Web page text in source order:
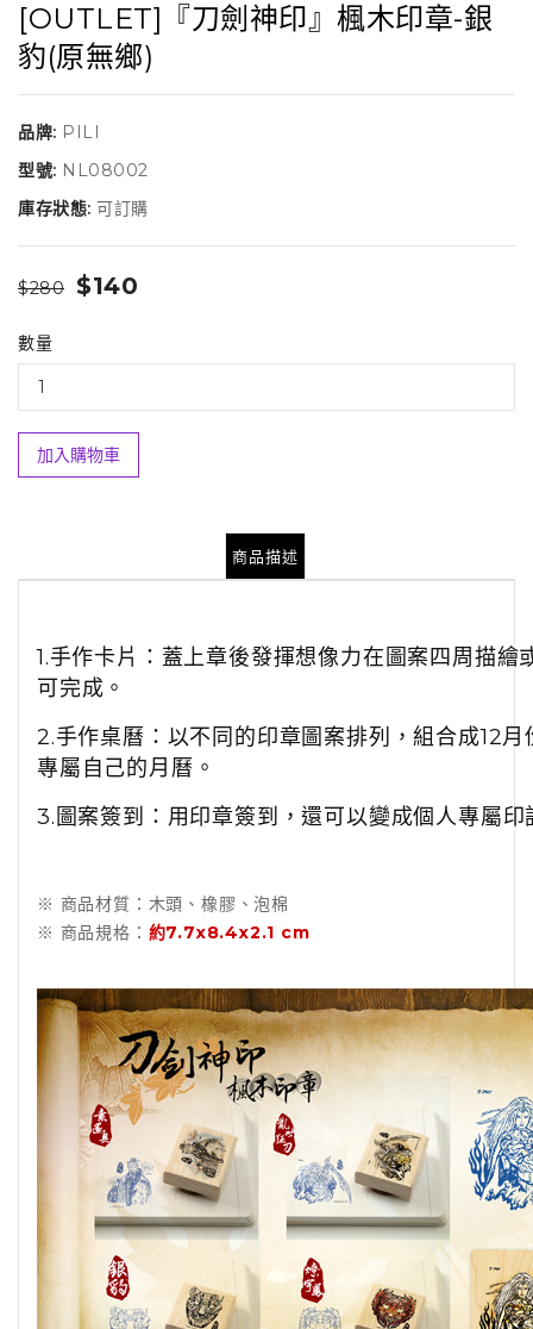
[OUTLET]『刀劍神印』楓木印章-銀
豹(原無鄉)
品牌: PILI
型號: NL08002
庫存狀態: 可訂購
$280 $140
數量
加入購物車
商品描述
1.手作卡片：蓋上章後發揮想像力在圖案四周描繪
可完成。
2.手作桌曆：以不同的印章圖案排列，組合成12月
專屬自己的月曆。
3.圖案簽到：用印章簽到，還可以變成個人專屬印
※ 商品材質：木頭、橡膠、泡棉
※ 商品規格： 約7.7x8.4x2.1 cm